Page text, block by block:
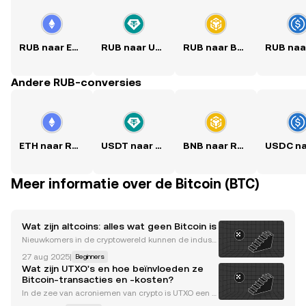
RUB naar ETH RUB naar USDT RUB naar BNB
Andere RUB-conversies
ETH naar RUB USDT naar RUB BNB naar RUB
Meer informatie over de Bitcoin (BTC)
Wat zijn altcoins: alles wat geen Bitcoin is
Nieuwkomers in de cryptowereld kunnen de industr
an de redenen hiervoor is dat de wereld van digital
e assets een heel woordenboek aan nieuwe termen
27 aug 2025| Beginners
Wat zijn UTXO's en hoe beïnvloeden ze
Bitcoin-transacties en -kosten?
In de zee van acroniemen van crypto is UTXO een v